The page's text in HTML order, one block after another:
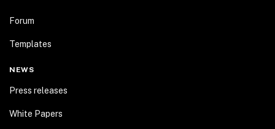
Forum
Templates
NEWS
Press releases
White Papers